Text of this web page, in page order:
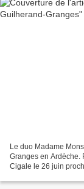
Le duo Madame
Granges en Ardèche.
Cigale le 26 juin